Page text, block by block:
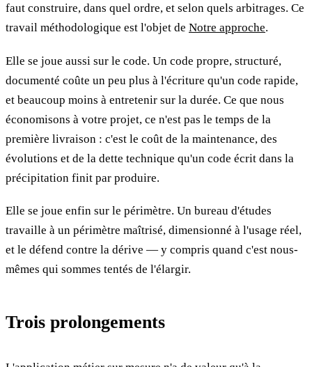
faut construire, dans quel ordre, et selon quels arbitrages. Ce
travail méthodologique est l'objet de Notre approche.
Elle se joue aussi sur le code. Un code propre, structuré,
documenté coûte un peu plus à l'écriture qu'un code rapide,
et beaucoup moins à entretenir sur la durée. Ce que nous
économisons à votre projet, ce n'est pas le temps de la
première livraison : c'est le coût de la maintenance, des
évolutions et de la dette technique qu'un code écrit dans la
précipitation finit par produire.
Elle se joue enfin sur le périmètre. Un bureau d'études
travaille à un périmètre maîtrisé, dimensionné à l'usage réel,
et le défend contre la dérive — y compris quand c'est nous-
mêmes qui sommes tentés de l'élargir.
Trois prolongements